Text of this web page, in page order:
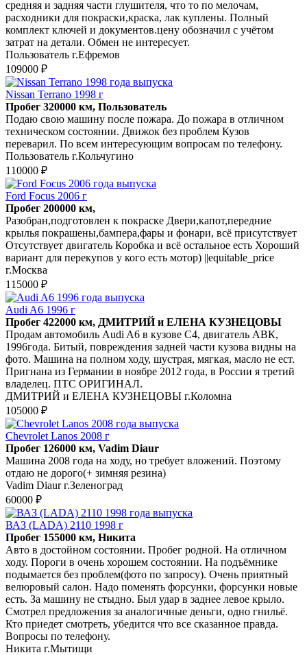
средняя и задняя части глушителя, что то по мелочам,
расходники для покраски,краска, лак куплены. Полный
комплект ключей и документов.цену обозначил с учётом
затрат на детали. Обмен не интересует.
Пользователь г.Ефремов
109000 ₽
Nissan Terrano 1998 г
Пробег 320000 км, Пользователь
Подаю свою машину после пожара. До пожара в отличном
техническом состоянии. Движок без проблем Кузов
переварил. По всем интересующим вопросам по телефону.
Пользователь г.Кольчугино
110000 ₽
Ford Focus 2006 г
Пробег 200000 км,
Разобран,подготовлен к покраске Двери,капот,передние
крылья покрашены,бампера,фары и фонари, всё присутствует
Отсутствует двигатель Коробка и всё остальное есть Хороший
вариант для перекупов у кого есть мотор) ||equitable_price
г.Москва
115000 ₽
Audi A6 1996 г
Пробег 422000 км, ДМИТРИЙ и ЕЛЕНА КУЗНЕЦОВЫ
Продам автомобиль Audi A6 в кузове С4, двигатель АВК,
1996года. Битый, повреждения задней части кузова видны на
фото. Машина на полном ходу, шустрая, мягкая, масло не ест.
Пригнана из Германии в ноябре 2012 года, в России я третий
владелец. ПТС ОРИГИНАЛ.
ДМИТРИЙ и ЕЛЕНА КУЗНЕЦОВЫ г.Коломна
105000 ₽
Chevrolet Lanos 2008 г
Пробег 126000 км, Vadim Diaur
Машина 2008 года на ходу, но требует вложений. Поэтому
отдаю не дорого(+ зимняя резина)
Vadim Diaur г.Зеленоград
60000 ₽
ВАЗ (LADA) 2110 1998 г
Пробег 155000 км, Никита
Авто в достойном состоянии. Пробег родной. На отличном
ходу. Пороги в очень хорошем состоянии. На подъёмнике
подымается без проблем(фото по запросу). Очень приятный
велюровый салон. Надо поменять форсунки, форсунки новые
есть. За машину не стыдно. Был удар в заднее левое крыло.
Смотрел предложения за аналогичные деньги, одно гнильё.
Кто приедет смотреть, убедится что все сказанное правда.
Вопросы по телефону.
Никита г.Мытищи